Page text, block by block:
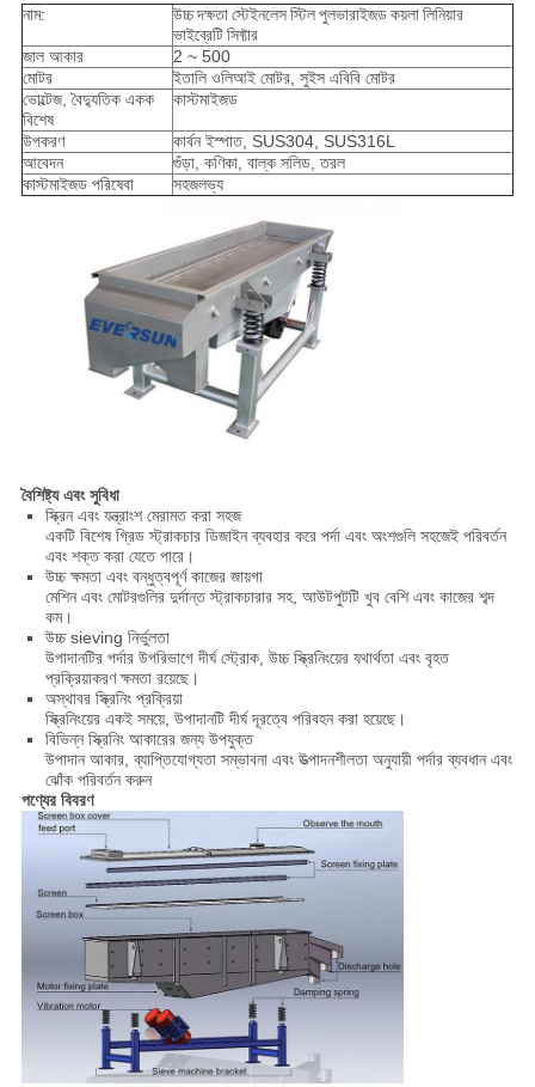
নাম:
উচ্চ দক্ষতা স্টেইনলেস স্টিল পুলভারাইজড কয়লা লিনিয়ার
ভাইব্রেটি সিফ্টার
জাল আকার
2 ~ 500
মোটর
ইতালি ওলিআই মোটর, সুইস এবিবি মোটর
ভোল্টেজ, বৈদ্যুতিক একক
বিশেষ
কাস্টমাইজড
উপকরণ
কার্বন ইস্পাত, SUS304, SUS316L
আবেদন
গুঁড়া, কণিকা, বাল্ক সলিড, তরল
কাস্টমাইজড পরিষেবা
সহজলভ্য
বৈশিষ্ট্য এবং সুবিধা
স্ক্রিন এবং যন্ত্রাংশ মেরামত করা সহজ
একটি বিশেষ গ্রিড স্ট্রাকচার ডিজাইন ব্যবহার করে পর্দা এবং অংশগুলি সহজেই পরিবর্তন
এবং শক্ত করা যেতে পারে।
উচ্চ ক্ষমতা এবং বন্ধুত্বপূর্ণ কাজের জায়গা
মেশিন এবং মোটরগুলির দুর্দান্ত স্ট্রাকচারার সহ, আউটপুটটি খুব বেশি এবং কাজের শব্দ
কম।
উচ্চ sieving নির্ভুলতা
উপাদানটির পর্দার উপরিভাগে দীর্ঘ স্ট্রোক, উচ্চ স্ক্রিনিংয়ের যথার্থতা এবং বৃহত
প্রক্রিয়াকরণ ক্ষমতা রয়েছে।
অস্থাবর স্ক্রিনিং প্রক্রিয়া
স্ক্রিনিংয়ের একই সময়ে, উপাদানটি দীর্ঘ দূরত্বে পরিবহন করা হয়েছে।
বিভিন্ন স্ক্রিনিং আকারের জন্য উপযুক্ত
উপাদান আকার, ব্যাপ্তিযোগ্যতা সম্ভাবনা এবং উত্পাদনশীলতা অনুযায়ী পর্দার ব্যবধান এবং
ঝোঁক পরিবর্তন করুন
পণ্যের বিবরণ